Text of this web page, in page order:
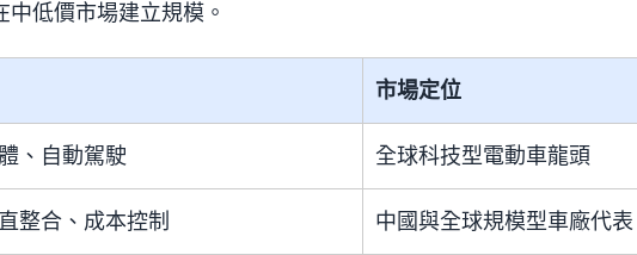
低價市場建立規模。
市場定位
、自動駕駛 全球科技型電動車龍頭
整合、成本控制 中國與全球規模型車廠代表